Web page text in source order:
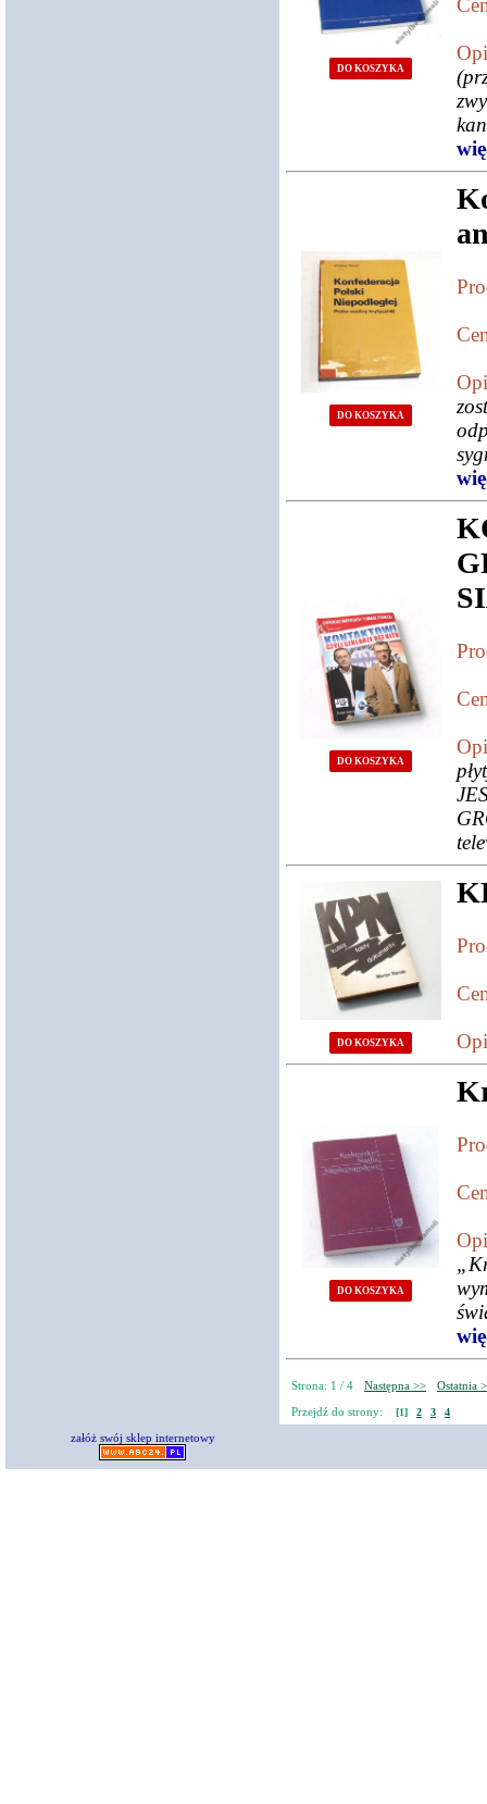
DO KOSZYKA
DO KOSZYKA
DO KOSZYKA
DO KOSZYKA
DO KOSZYKA
Strona: 1 / 4 Następna >>
Ostatnia
Przejdź do strony:
[1] 2 3 4
załóż swój sklep internetowy